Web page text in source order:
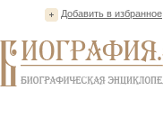
Добавить в избранное